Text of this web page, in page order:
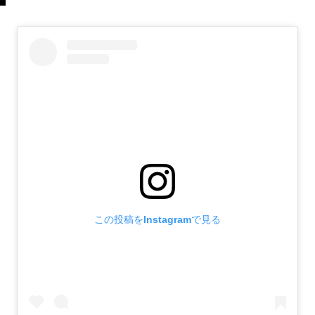
この投稿をInstagramで見る